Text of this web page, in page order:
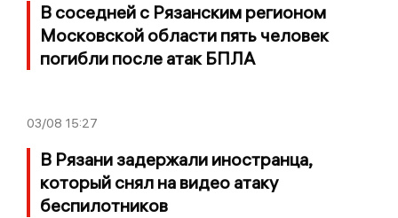
В соседней с Рязанским регионом
Московской области пять человек
погибли после атак БПЛА
03/08 15:27
В Рязани задержали иностранца,
который снял на видео атаку
беспилотников